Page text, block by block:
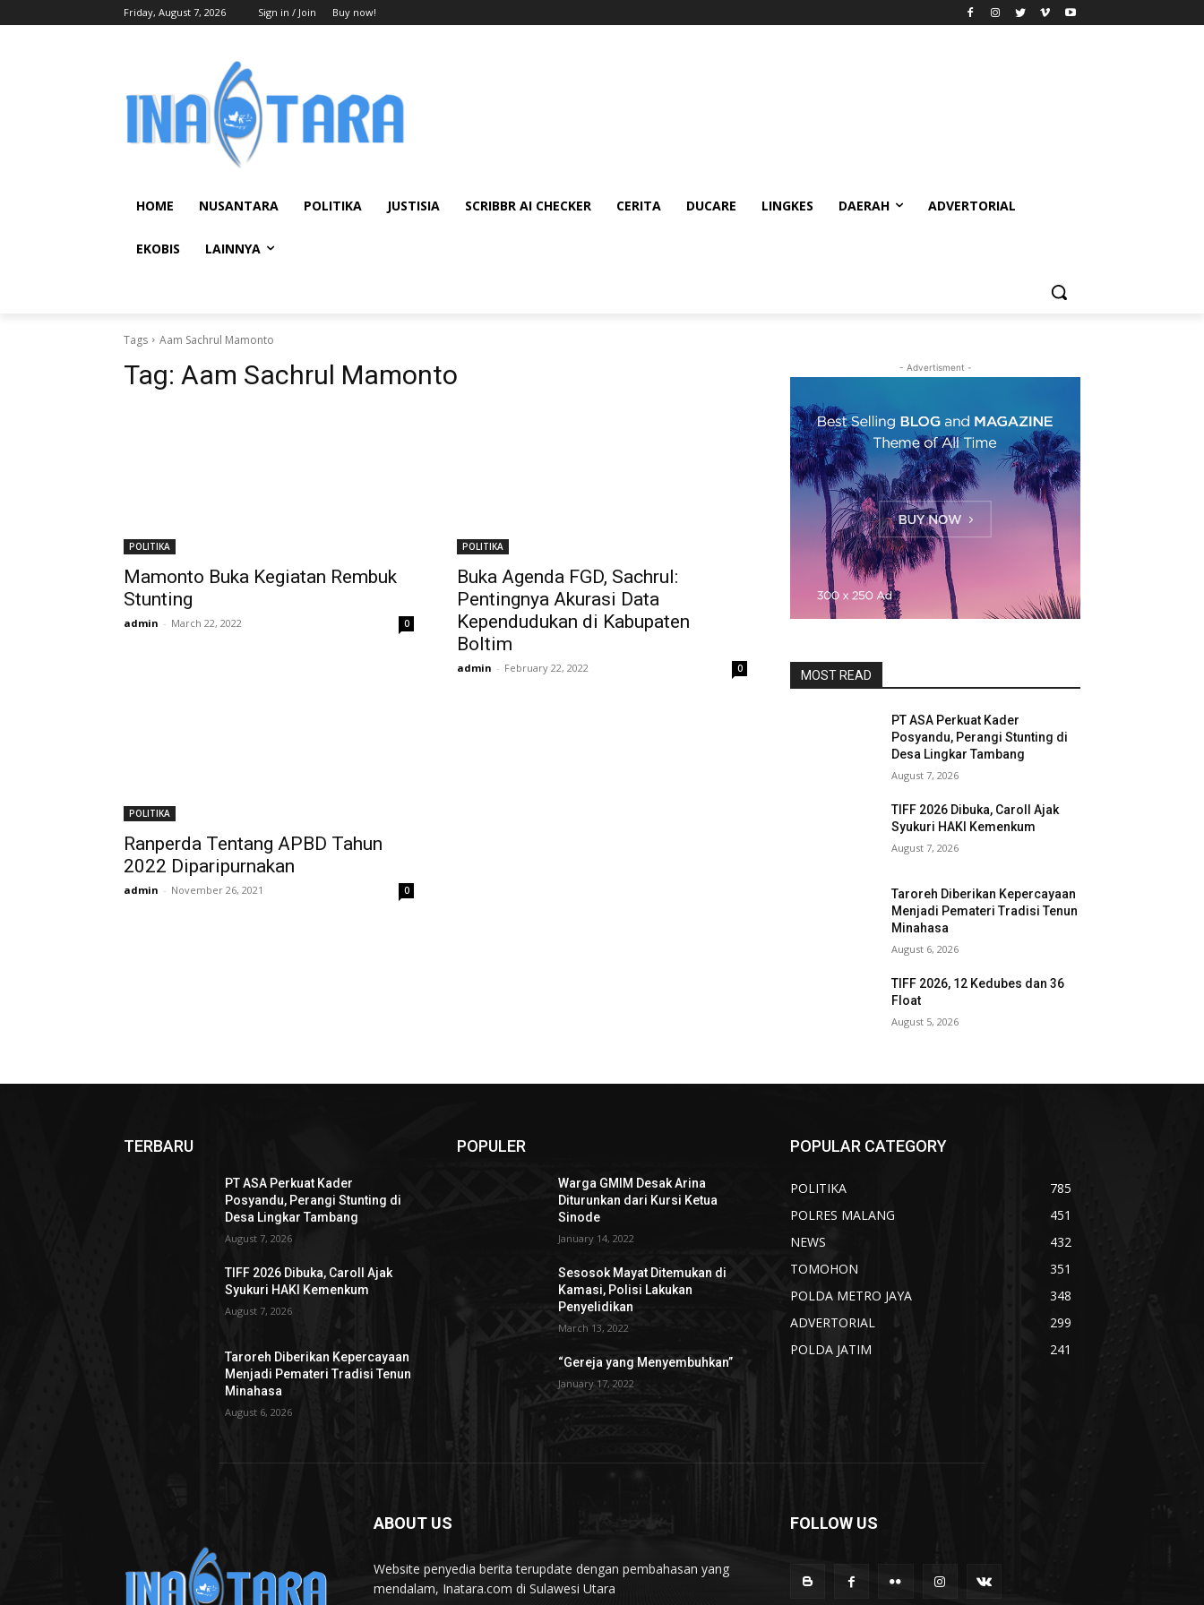
Friday, August 7, 2026 Sign in / Join Buy now!
HOME NUSANTARA POLITIKA JUSTISIA SCRIBBR AI CHECKER CERITA DUCARE LINGKES DAERAH ADVERTORIAL
EKOBIS LAINNYA
Tags Aam Sachrul Mamonto
Tag: Aam Sachrul Mamonto
POLITIKA
Mamonto Buka Kegiatan Rembuk
Stunting
admin - March 22, 2022 0
POLITIKA
Buka Agenda FGD, Sachrul:
Pentingnya Akurasi Data
Kependudukan di Kabupaten
Boltim
admin - February 22, 2022 0
POLITIKA
Ranperda Tentang APBD Tahun
2022 Diparipurnakan
admin - November 26, 2021 0
- Advertisment -
MOST READ
PT ASA Perkuat Kader
Posyandu, Perangi Stunting di
Desa Lingkar Tambang
August 7, 2026
TIFF 2026 Dibuka, Caroll Ajak
Syukuri HAKI Kemenkum
August 7, 2026
Taroreh Diberikan Kepercayaan
Menjadi Pemateri Tradisi Tenun
Minahasa
August 6, 2026
TIFF 2026, 12 Kedubes dan 36
Float
August 5, 2026
TERBARU
PT ASA Perkuat Kader
Posyandu, Perangi Stunting di
Desa Lingkar Tambang
August 7, 2026
TIFF 2026 Dibuka, Caroll Ajak
Syukuri HAKI Kemenkum
August 7, 2026
Taroreh Diberikan Kepercayaan
Menjadi Pemateri Tradisi Tenun
Minahasa
August 6, 2026
POPULER
Warga GMIM Desak Arina
Diturunkan dari Kursi Ketua
Sinode
January 14, 2022
Sesosok Mayat Ditemukan di
Kamasi, Polisi Lakukan
Penyelidikan
March 13, 2022
“Gereja yang Menyembuhkan”
January 17, 2022
POPULAR CATEGORY
POLITIKA
785
POLRES MALANG
451
NEWS
432
TOMOHON
351
POLDA METRO JAYA
348
ADVERTORIAL
299
POLDA JATIM
241
ABOUT US
Website penyedia berita terupdate dengan pembahasan yang
mendalam, Inatara.com di Sulawesi Utara
FOLLOW US